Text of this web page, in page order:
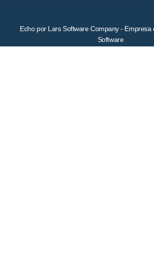
Echo por Lars Software Company - Empresa
Software